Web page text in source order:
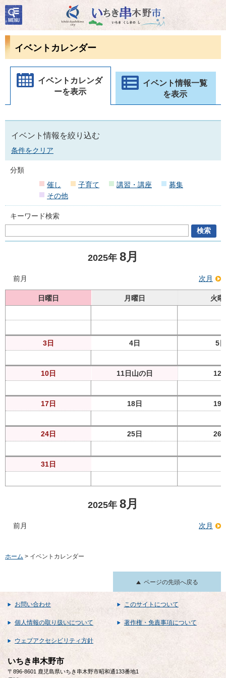
いちき串木野市
検
索・
共通
ューイベントカレンダー
イベントカレンダ
ーを表示
イベント情報一覧
を表示
イベント情報を絞り込む
条件をクリア
分類
催し
子育て 講習・講座
募集
その他
キーワード検索
前月
2025年 8月
次月
日曜日 月曜日 火曜
3日 4日 5日
10日 11日山の日 12
17日 18日 19
24日 25日 26
31日
前月
2025年 8月
次月
ホーム > イベントカレンダー
ページの先頭へ戻る
お問い合わせ このサイトについて
個人情報の取り扱いについて 著作権・免責事項について
ウェブアクセシビリティ方針
いちき串木野市
〒896-8601 鹿児島県いちき串木野市昭和通133番地1